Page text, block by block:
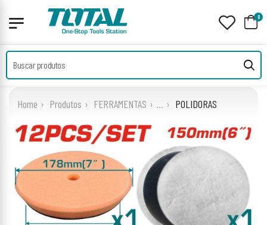
0
Home Produtos FERRAMENTAS ... POLIDORAS